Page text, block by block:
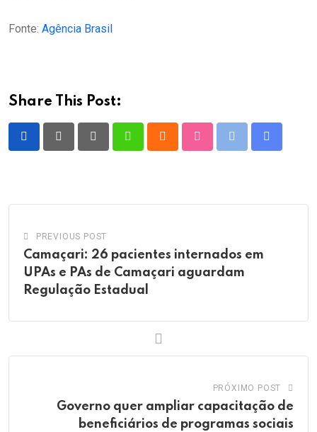
Fonte: Agência Brasil
Share This Post:
PREVIOUS POST
Camaçari: 26 pacientes internados em
UPAs e PAs de Camaçari aguardam
Regulação Estadual
PRÓXIMO POST
Governo quer ampliar capacitação de
beneficiários de programas sociais